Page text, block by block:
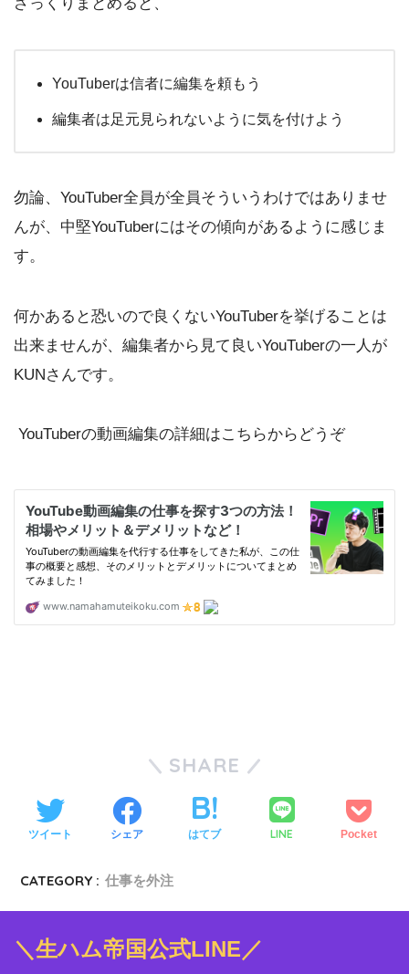
ざっくりまとめると、
YouTuberは信者に編集を頼もう
編集者は足元見られないように気を付けよう
勿論、YouTuber全員が全員そういうわけではありませ
んが、中堅YouTuberにはその傾向があるように感じま
す。
何かあると恐いので良くないYouTuberを挙げることは
出来ませんが、編集者から見て良いYouTuberの一人が
KUNさんです。
YouTuberの動画編集の詳細はこちらからどうぞ
SHARE
ツイート シェア はてブ LINE Pocket
CATEGORY : 仕事を外注
＼生ハム帝国公式LINE／